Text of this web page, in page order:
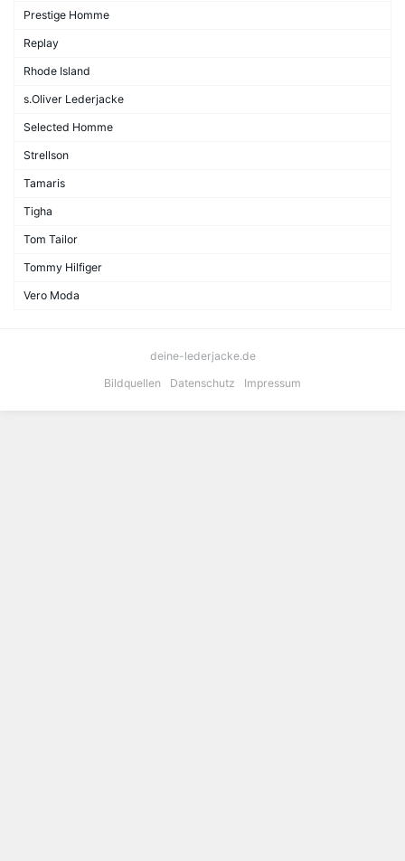
Prestige Homme
Replay
Rhode Island
s.Oliver Lederjacke
Selected Homme
Strellson
Tamaris
Tigha
Tom Tailor
Tommy Hilfiger
Vero Moda
deine-lederjacke.de
Bildquellen
Datenschutz Impressum